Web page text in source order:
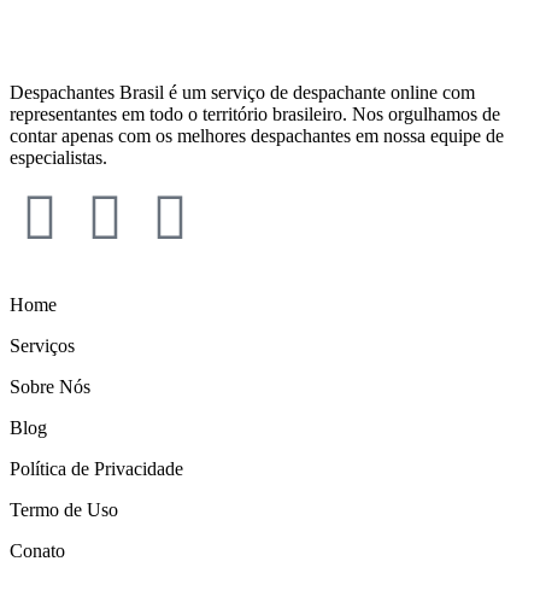
Despachantes Brasil é um serviço de despachante online com
representantes em todo o território brasileiro. Nos orgulhamos de
contar apenas com os melhores despachantes em nossa equipe de
especialistas.
Home
Serviços
Sobre Nós
Blog
Política de Privacidade
Termo de Uso
Conato